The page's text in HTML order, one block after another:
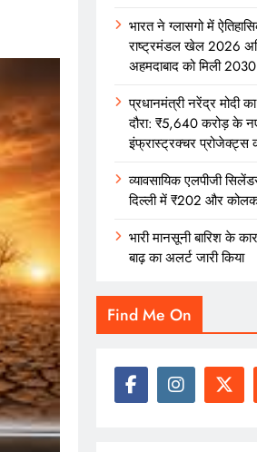
भारत ने ग्लासगो में
राष्ट्रमंडल खेल 2026
अहमदाबाद को मिली
प्रधानमंत्री नरेंद्र
दौरा: ₹5,640 करोड़ के
इंफ्रास्ट्रक्चर प्रोजेक्ट्स
व्यावसायिक एलपीजी
दिल्ली में ₹202 और
भारी मानसूनी बारिश के
बाढ़ का अलर्ट जारी किया
Find Me On